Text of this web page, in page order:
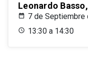
Leonardo
7 de Septiembre
13:30 a 14:30